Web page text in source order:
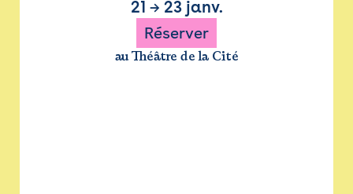
21 → 23 janv.
Réserver
au Théâtre de la Cité